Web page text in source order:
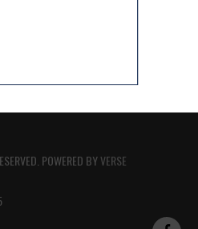
POWERED BYVERSE